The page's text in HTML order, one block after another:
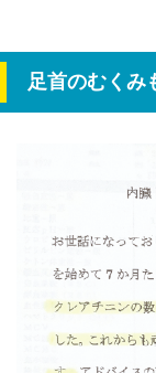
足首のむくみ